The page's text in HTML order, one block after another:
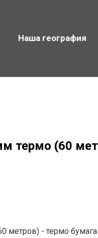
Наша география
термо (60
метров) - термо